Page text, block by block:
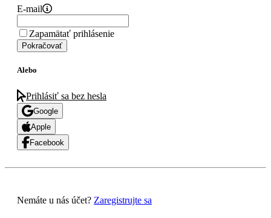
E-mail
Zapamätať prihlásenie
Pokračovať
Alebo
Prihlásiť sa bez hesla
Google
Apple
Facebook
Nemáte u nás účet? Zaregistrujte sa